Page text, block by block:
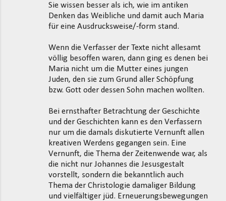
Sie wissen besser als ich, wie im antiken
Denken das Weibliche und damit auch Maria
für eine Ausdrucksweise/-form stand.
Wenn die Verfasser der Texte nicht allesamt
völlig besoffen waren, dann ging es denen bei
Maria nicht um die Mutter eines jungen
Juden, den sie zum Grund aller Schöpfung
bzw. Gott oder dessen Sohn machen wollten.
Bei ernsthafter Betrachtung der Geschichte
und der Geschichten kann es den Verfassern
nur um die damals diskutierte Vernunft allen
kreativen Werdens gegangen sein. Eine
Vernunft, die Thema der Zeitenwende war, als
die nicht nur Johannes die Jesusgestalt
vorstellt, sondern die bekanntlich auch
Thema der Christologie damaliger Bildung
und vielfältiger jüd. Erneuerungsbewegungen